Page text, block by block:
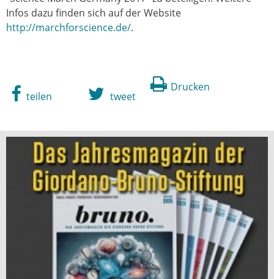
Infos dazu finden sich auf der Website
http://marchforscience.de/.
Drucken
teilen tweet